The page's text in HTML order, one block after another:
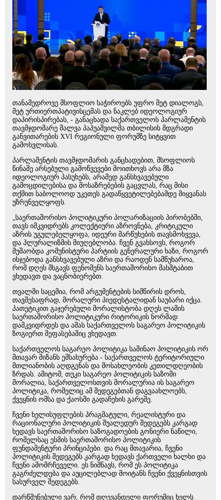
თანამედროვე მსოფლიო საჭიროებს უფრო მეტ დიალოგს,
მეტ ურთიერთპატივისცემას და ნაკლებ იდეოლოგიურ
დაპირისპირებას, - განაცხადა საქართველოს პარლამენტის
თავმჯდომარე შალვა პაპუაშვილმა თბილისის მდგრადი
განვითარების XVI რეგიონული ფორუმზე სიტყვით
გამოსვლისას.
პარლამენტის თავმჯდომარის განცხადებით, მსოფლიოს
წინაშე არსებული გამოწვევები მოითხოვს არა მზა
იდეოლოგიურ პასუხებს, არამედ განსხვავებული
გამოცდილებისა და მოსაზრებების გაცვლას, რაც მისი
თქმით საბოლოოდ უკეთეს გადაწყვეტილებებამდე მიყვანას
უზრუნველყოფს.
„საერთაშორისო პოლიტიკური პოლარიზაციის პირობებში,
თავს იმკვიდრებს კოლექტიური აზროვნება, კრიტიკული
აზრის უგულებელყოფა, იდეური მარწუხების თავსმოხვევა,
და პლურალიზმის მიუღებლობა. ჩვენ გვახსოვს, როგორ
მუშაობდა კომუნისტური პარტიის გენერალური ხაზი, როგორ
ისჯებოდა განსხვავებული აზრი და რაოდენ სამწუხაროა,
რომ დღეს მსგავს ფენომენს საერთაშორისო მასშტაბით
ვხედავთ და ვაცნობიერებთ.
თვალში საცემია, რომ არგუმენტების სიმწირის დროს,
თავშესაფრად, მორალური პიედესტალიდან საუბარი იქცა.
პათეტიკით გაჯერებული მორალისტობა დღეს ლამის
საერთაშორისო პოლიტიკური რიტორიკის ნორმად
დამკვიდრდეს და ამას საქართველოს საგარეო პოლიტიკის
ზოგიერთ შეფასებაშიც ვხედავთ.
საქართველოს საგარეო პოლიტიკა საშინაო პოლიტიკის ორ
მთავარ მიზანს ემსახურება - საქართველოს ტერიტორიული
მთლიანობის აღდგენას და მოსახლეობის კეთილდღეობის
ზრდას. ამიტომ, თუკი საგარეო პოლიტიკის საზომი
მორალია, საქართველოსთვის მორალურია ის საგარეო
პოლიტიკა, რომელიც ამ შედეგებთან დაგვაახლოებს,
ქვეყნის ომსა და ქაოსში გადაჩეხის გარეშე.
ჩვენი ხელისუფლების პრაგმატული, რეალისტური და
რაციონალური პოლიტიკის შუალედურ შედეგებს კარგად
ხედავს საერთაშორისო საზოგადოების გონიერი ნაწილი,
რომელსაც ესმის საერთაშორისო პოლიტიკის
ფუნდამენტური პრინციპები. და რაც მთავარია, ჩვენი
პოლიტიკის შედეგებს კარგად ხედავს ქართველი ხალხი და
ჩვენი ამომრჩეველი. ეს ნიშნავს, რომ ეს პოლიტიკა
გაგრძელდება და აუცილებლად მოიტანს ჩვენი ქვეყნისთვის
სასურველ შედეგებს.
დარწმუნებული ვარ, რომ დღევანდელი ფორუმიც ხელს